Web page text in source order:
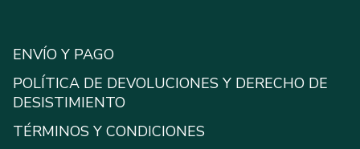
ENVÍO Y PAGO
POLÍTICA DE DEVOLUCIONES Y DERECHO DE
DESISTIMIENTO
TÉRMINOS Y CONDICIONES